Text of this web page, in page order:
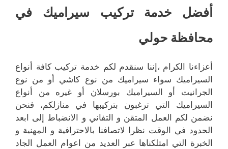
أفضل خدمة تركيب سيراميك في
محافظة حولي
أعزاءنا الكرام ،إننا سنقدم لكم خدمة تركيب كافة أنواع
السيراميك سواء سيراميك من نوع كاشي أو من نوع
الجرانيت أو السيراميك بورسلان أو غيره من أنواع
السيراميك التي ترغبون بتركيبها في منازلكم، فنحن
نضمن لكم العمل المتقن و التفاني و الانضباط إلى ابعد
الحدود في الوقت نظرا لاتصافنا بالاحترافية و المهنية و
الخبرة التي امتلكناها عبر العديد من اعوام العمل الجاد